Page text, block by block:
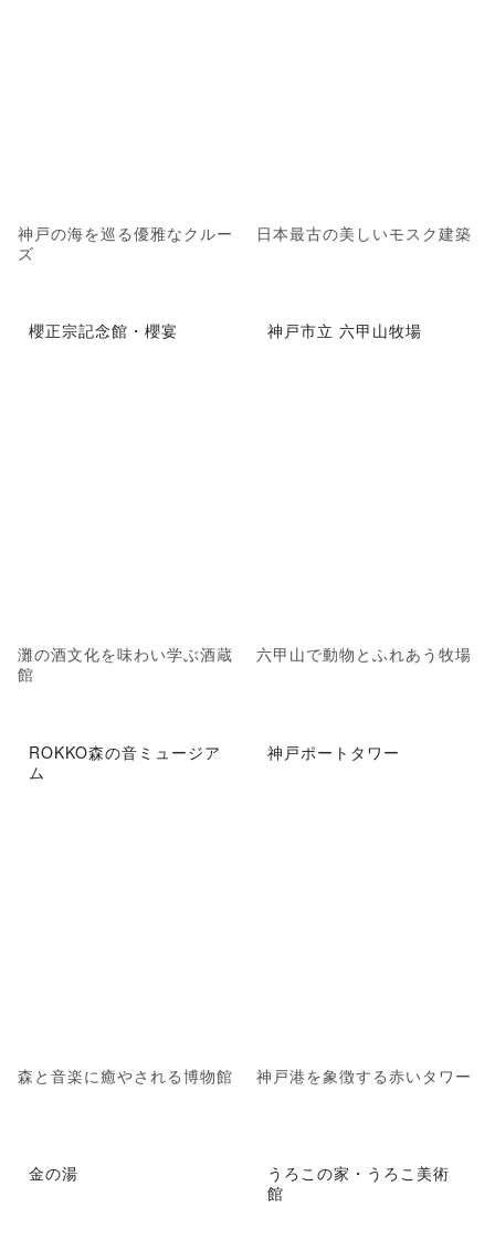
神戸の海を巡る優雅なクルー
ズ
日本最古の美しいモスク建築
櫻正宗記念館・櫻宴
灘の酒文化を味わい学ぶ酒蔵
館
神戸市立 六甲山牧場
六甲山で動物とふれあう牧場
ROKKO森の音ミュージア
ム
森と音楽に癒やされる博物館
神戸ポートタワー
神戸港を象徴する赤いタワー
金の湯
うろこの家・うろこ美術
館